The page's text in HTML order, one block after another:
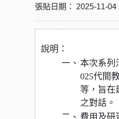
張貼日期： 2025-11-
說明：
一、 本次系列
025代間
等，旨在
之對話。
二、 費用及研